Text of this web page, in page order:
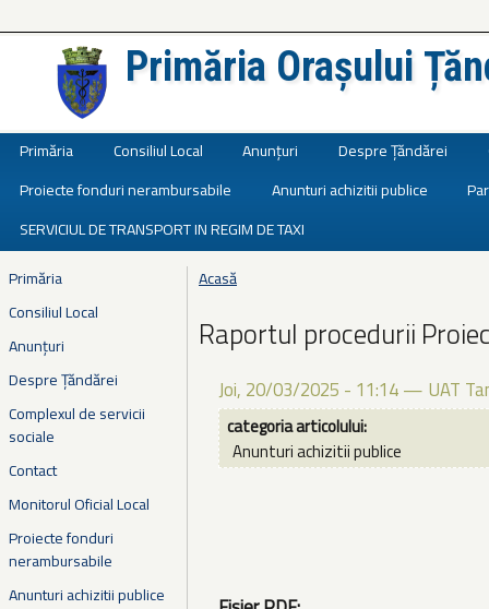
Primăria Orașului
Primăria Consiliul Local Anunțuri Despre Țăndărei
Proiecte fonduri nerambursabile
Anunturi achizitii publice
SERVICIUL DE TRANSPORT IN REGIM DE TAXI
Primăria
Consiliul Local
Anunțuri
Despre Țăndărei
Complexul de servicii
sociale
Contact
Monitorul Oficial Local
Proiecte fonduri
nerambursabile
Anunturi achizitii publice
Eşti aici
Acasă
Raportul procedurii
Joi, 20/03/2025 - 11:14 — UAT
categoria articolului:
Anunturi achizitii publice